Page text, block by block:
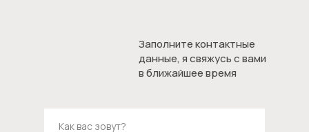
Заполните контактные
данные, я свяжусь с вами
в ближайшее время
Портфолио